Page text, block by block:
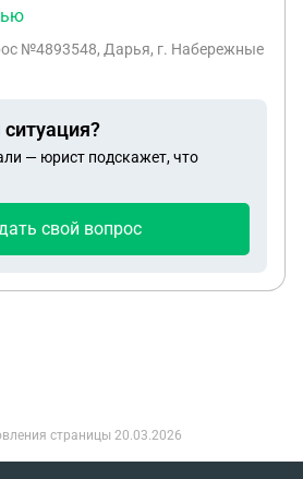
у нас всех моя
но по определенным
о рождении
то будет ли суд уведомлять
№4893548, Дарья, г. Набережные
— юрист подскажет, что
свой вопрос
страницы 20.03.2026